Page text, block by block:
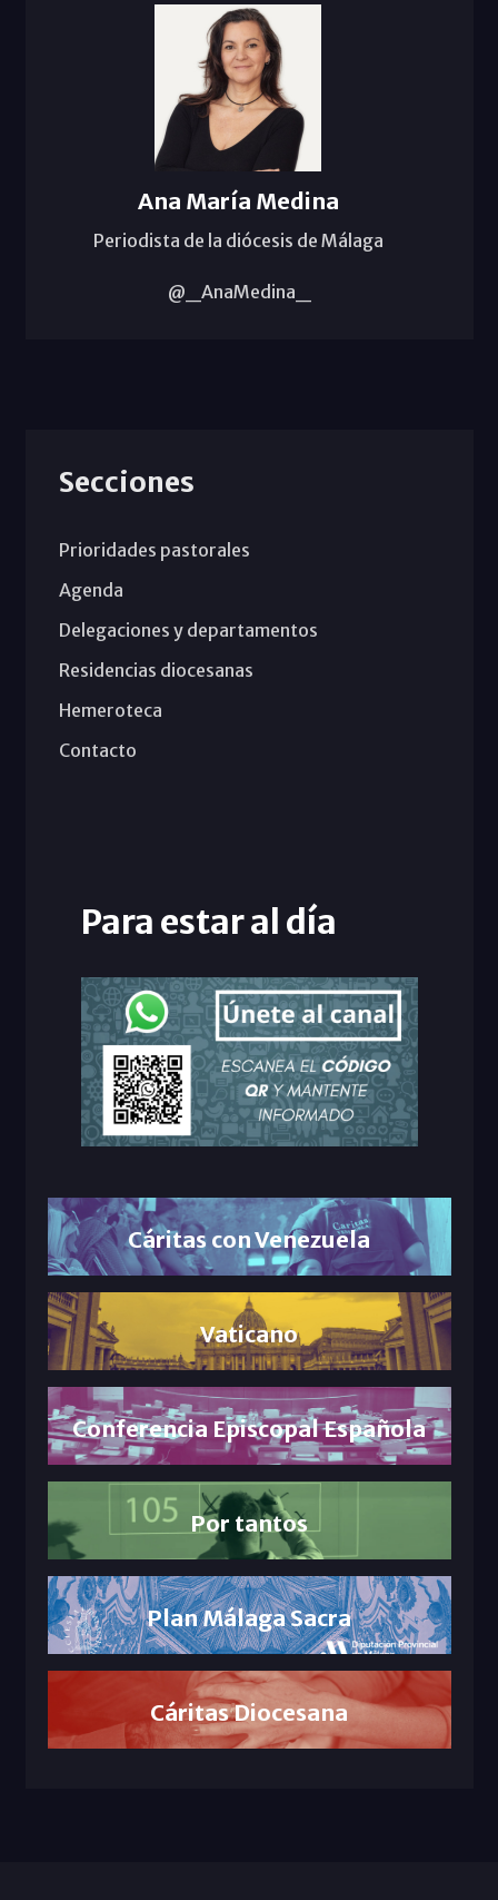
Ana María Medina
Periodista de la diócesis de Málaga
@_AnaMedina_
Secciones
Prioridades pastorales
Agenda
Delegaciones y departamentos
Residencias diocesanas
Hemeroteca
Contacto
Para estar al día
Cáritas con Venezuela
Vaticano
Conferencia Episcopal Española
Por tantos
Plan Málaga Sacra
Cáritas Diocesana